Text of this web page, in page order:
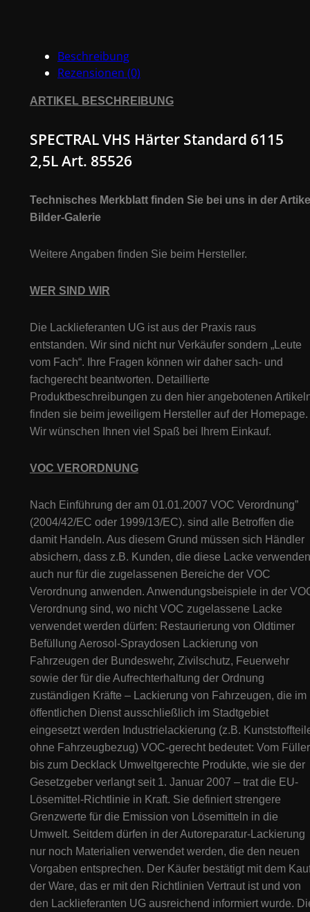
85526
Menge
Beschreibung
Rezensionen (0)
ARTIKEL BESCHREIBUNG
SPECTRAL VHS Härter Standard 6115
2,5L Art. 85526
Technisches Merkblatt finden Sie bei uns in der
Bilder-Galerie
Weitere Angaben finden Sie beim Hersteller.
WER SIND WIR
Die Lacklieferanten UG ist aus der Praxis raus
entstanden. Wir sind nicht nur Verkäufer sondern „Leute
vom Fach“. Ihre Fragen können wir daher sach- und
fachgerecht beantworten. Detaillierte
Produktbeschreibungen zu den hier angebotenen
finden sie beim jeweiligem Hersteller auf der Homepage.
Wir wünschen Ihnen viel Spaß bei Ihrem Einkauf.
VOC VERORDNUNG
Nach Einführung der am 01.01.2007 VOC Verordnung”
(2004/42/EC oder 1999/13/EC). sind alle Betroffen die
damit Handeln. Aus diesem Grund müssen sich Händler
absichern, dass z.B. Kunden, die diese Lacke
auch nur für die zugelassenen Bereiche der VOC
Verordnung anwenden. Anwendungsbeispiele in der
Verordnung sind, wo nicht VOC zugelassene Lacke
verwendet werden dürfen: Restaurierung von Oldtimer
Befüllung Aerosol-Spraydosen Lackierung von
Fahrzeugen der Bundeswehr, Zivilschutz, Feuerwehr
sowie der für die Aufrechterhaltung der Ordnung
zuständigen Kräfte – Lackierung von Fahrzeugen, die im
öffentlichen Dienst ausschließlich im Stadtgebiet
eingesetzt werden Industrielackierung (z.B.
ohne Fahrzeugbezug) VOC-gerecht bedeutet: Vom Füller
bis zum Decklack Umweltgerechte Produkte, wie sie der
Gesetzgeber verlangt seit 1. Januar 2007 – trat die EU-
Lösemittel-Richtlinie in Kraft. Sie definiert strengere
Grenzwerte für die Emission von Lösemitteln in die
Umwelt. Seitdem dürfen in der Autoreparatur-Lackierung
nur noch Materialien verwendet werden, die den neuen
Vorgaben entsprechen. Der Käufer bestätigt mit dem
der Ware, das er mit den Richtlinien Vertraut ist und von
den Lacklieferanten UG ausreichend informiert wurde.